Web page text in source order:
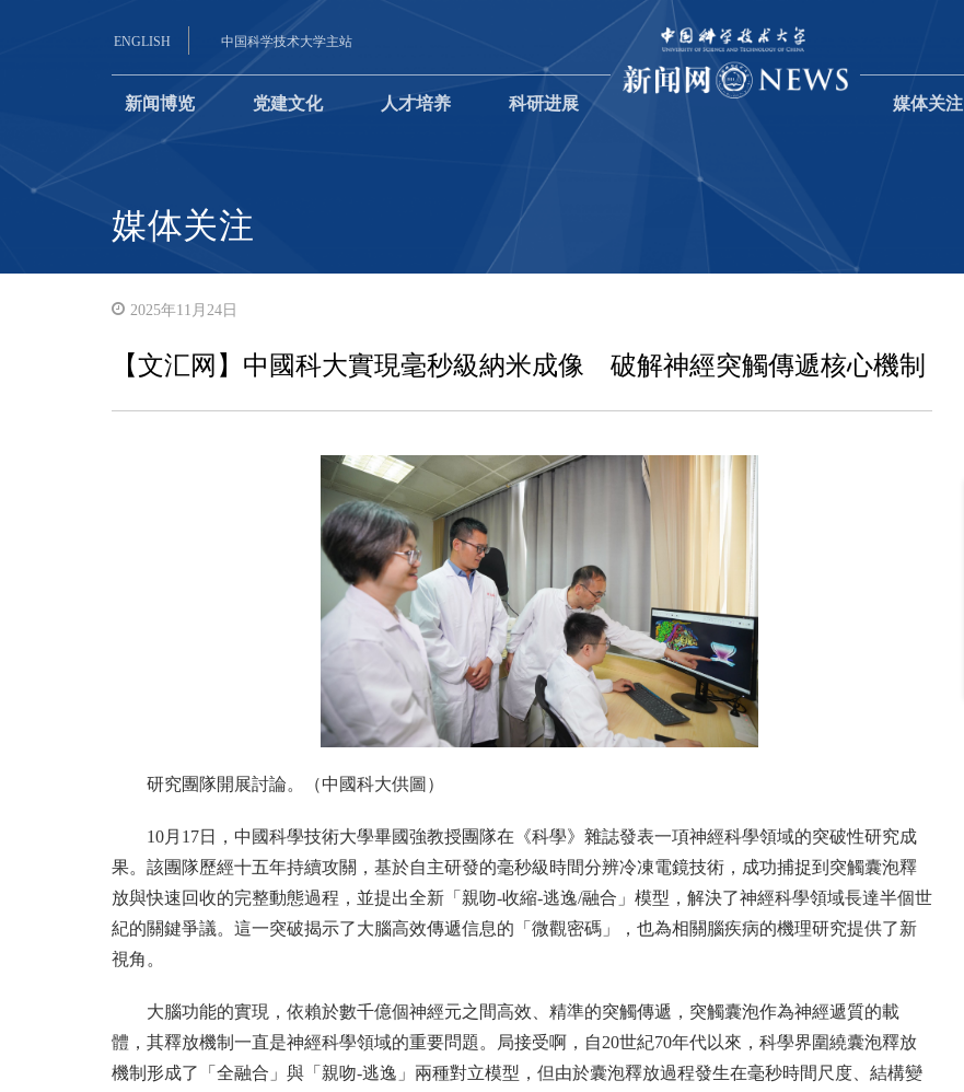
ENGLISH 中国科学技术大学主站
新闻博览 党建文化 人才培养 科研进展 媒体关注
媒体关注
2025年11月24日
【文汇网】中國科大實現毫秒級納米成像 破解神經突觸傳遞核心機制
研究團隊開展討論。（中國科大供圖）
10月17日，中國科學技術大學畢國強教授團隊在《科學》雜誌發表一項神經科學領域的突破性研究成
果。該團隊歷經十五年持續攻關，基於自主研發的毫秒級時間分辨冷凍電鏡技術，成功捕捉到突觸囊泡釋
放與快速回收的完整動態過程，並提出全新「親吻-收縮-逃逸/融合」模型，解決了神經科學領域長達半個世
紀的關鍵爭議。這一突破揭示了大腦高效傳遞信息的「微觀密碼」，也為相關腦疾病的機理研究提供了新
視角。
大腦功能的實現，依賴於數千億個神經元之間高效、精準的突觸傳遞，突觸囊泡作為神經遞質的載
體，其釋放機制一直是神經科學領域的重要問題。局接受啊，自20世紀70年代以來，科學界圍繞囊泡釋放
機制形成了「全融合」與「親吻-逃逸」兩種對立模型，但由於囊泡釋放過程發生在毫秒時間尺度、結構變